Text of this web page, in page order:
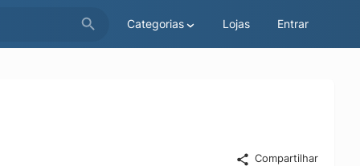
Categorias Lojas Entrar
Compartilhar